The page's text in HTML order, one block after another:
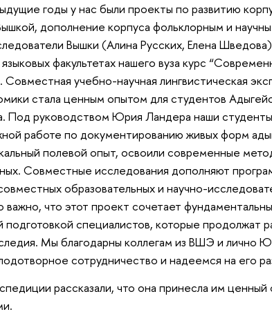
годы у нас были проекты по развитию
дополнение корпуса фольклорным и
Вышки (Алина Русских, Елена Шведова)
факультетах нашего вуза курс
Совместная учебно-научная лингвистическая
стала ценным опытом для студентов
Под руководством Юрия Ландера наши
работе по документированию живых форм
полевой опыт, освоили современные
Совместные исследования дополняют
образовательных и научно-
что этот проект сочетает
подготовкой специалистов, которые продолжат
Мы благодарны коллегам из ВШЭ и лично
сотрудничество и надеемся на его
рассказали, что она принесла им